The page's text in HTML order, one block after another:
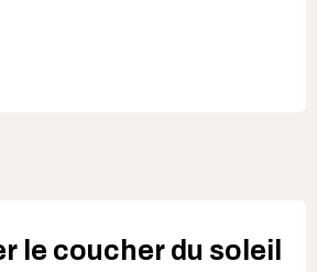
le coucher du soleil